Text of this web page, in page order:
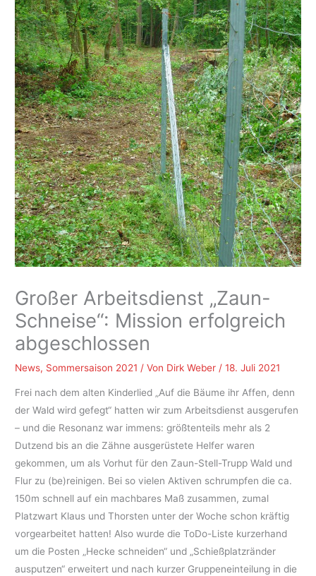
Großer Arbeitsdienst „Zaun-
Schneise“: Mission erfolgreich
abgeschlossen
News, Sommersaison 2021 / Von Dirk Weber /18. Juli 2021
Frei nach dem alten Kinderlied „Auf die Bäume ihr Affen, denn
der Wald wird gefegt“ hatten wir zum Arbeitsdienst ausgerufen
– und die Resonanz war immens: größtenteils mehr als 2
Dutzend bis an die Zähne ausgerüstete Helfer waren
gekommen, um als Vorhut für den Zaun-Stell-Trupp Wald und
Flur zu (be)reinigen. Bei so vielen Aktiven schrumpfen die ca.
150m schnell auf ein machbares Maß zusammen, zumal
Platzwart Klaus und Thorsten unter der Woche schon kräftig
vorgearbeitet hatten! Also wurde die ToDo-Liste kurzerhand
um die Posten „Hecke schneiden“ und „Schießplatzränder
ausputzen“ erweitert und nach kurzer Gruppeneinteilung in die